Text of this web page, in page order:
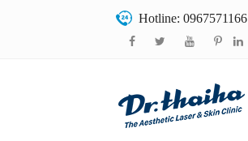
Hotline: 0967571166